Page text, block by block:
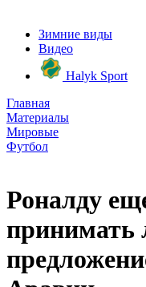
Зимние виды
Видео
Halyk Sport
Главная
Материалы
Мировые
Футбол
Роналду
принимать